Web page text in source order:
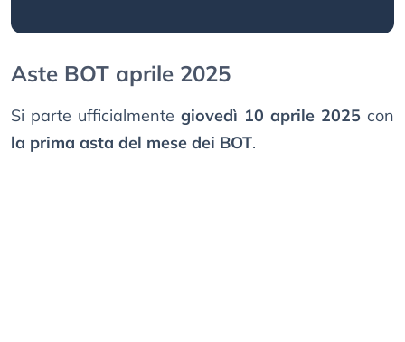
Aste BOT aprile 2025
Si parte ufficialmente giovedì 10 aprile 2025 con
la prima asta del mese dei BOT.